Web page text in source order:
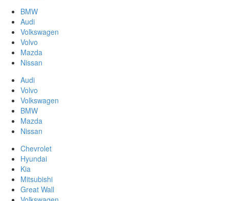
BMW
Audi
Volkswagen
Volvo
Mazda
Nissan
Audi
Volvo
Volkswagen
BMW
Mazda
Nissan
Chevrolet
Hyundai
Kia
Mitsubishi
Great Wall